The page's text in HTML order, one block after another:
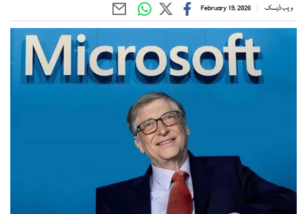
ویب ڈیسک February 19, 2026